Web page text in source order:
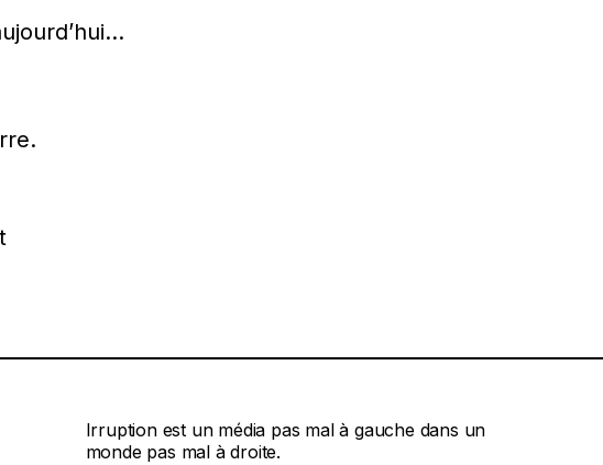
Irruption est un média pas mal à gauche dans un
monde pas mal à droite.